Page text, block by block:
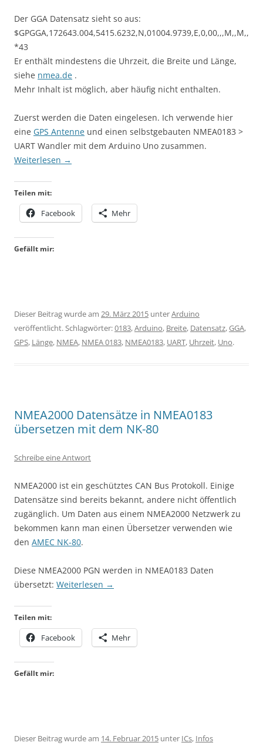
Der GGA Datensatz sieht so aus:
$GPGGA,172643.004,5415.6232,N,01004.9739,E,0,00,,,M,,M,,
*43
Er enthält mindestens die Uhrzeit, die Breite und Länge,
siehe nmea.de .
Mehr Inhalt ist möglich, aber häufig nicht enthalten.
Zuerst werden die Daten eingelesen. Ich verwende hier
eine GPS Antenne und einen selbstgebauten NMEA0183 >
UART Wandler mit dem Arduino Uno zusammen.
Weiterlesen →
Teilen mit:
Facebook Mehr
Gefällt mir:
Dieser Beitrag wurde am 29. März 2015 unterArduino
veröffentlicht. Schlagwörter:0183,Arduino, Breite, Datensatz,GGA,
GPS, Länge, NMEA, NMEA 0183, NMEA0183, UART, Uhrzeit, Uno.
NMEA2000 Datensätze in NMEA0183
übersetzen mit dem NK-80
Schreibe eine Antwort
NMEA2000 ist ein geschütztes CAN Bus Protokoll. Einige
Datensätze sind bereits bekannt, andere nicht öffentlich
zugänglich. Um Daten aus einem NMEA2000 Netzwerk zu
bekommen kann man einen Übersetzer verwenden wie
den AMEC NK-80.
Diese NMEA2000 PGN werden in NMEA0183 Daten
übersetzt: Weiterlesen →
Teilen mit:
Facebook Mehr
Gefällt mir:
Dieser Beitrag wurde am 14. Februar 2015 unter ICs, Infos